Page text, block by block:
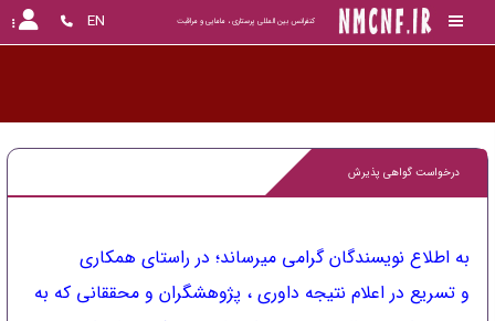
کنفرانس بین المللی پرستاری ، مامایی و مراقبت EN
درخواست گواهی پذیرش
به اطلاع نویسندگان گرامی میرساند؛ در راستای همکاری
و تسریع در اعلام نتیجه داوری ، پژوهشگران و محققانی که به